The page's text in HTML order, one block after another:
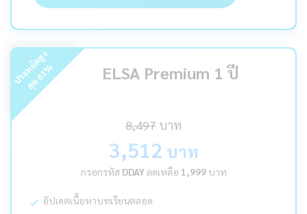
ป
ร
ะ
ห
ยั
ด
สู
ง
สุ
ด
61
% ELSA Premium 1 ปี
8,497 บาท
3,512 บาท
กรอกรหัส DDAYลดเหลือ 1,999บาท
อัปเดตเนื้อหาบทเรียนตลอด